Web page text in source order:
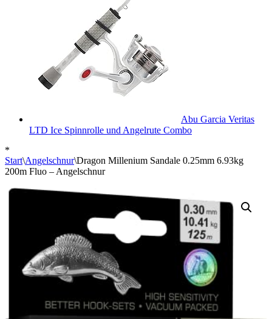
Abu Garcia Veritas
LTD Ice Spinnrolle und Angelrute Combo
*
Start\Angelschnur\Dragon Millenium Sandale 0.25mm 6.93kg
200m Fluo – Angelschnur